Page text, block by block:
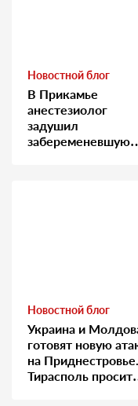
Новостной блог
В Прикамье
анестезиолог
задушил
забеременевшую
Новостной блог
Украина и
готовят новую
на Приднестровье.
Тирасполь просит